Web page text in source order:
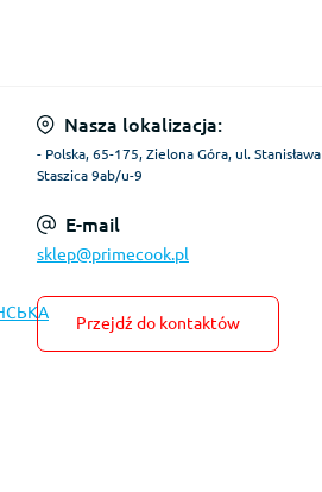
Nasza lokalizacja:
- Polska, 65-175, Zielona Góra, ul. Stanisława
Staszica 9ab/u-9
E-mail
sklep@primecook.pl
Przejdź do kontaktów